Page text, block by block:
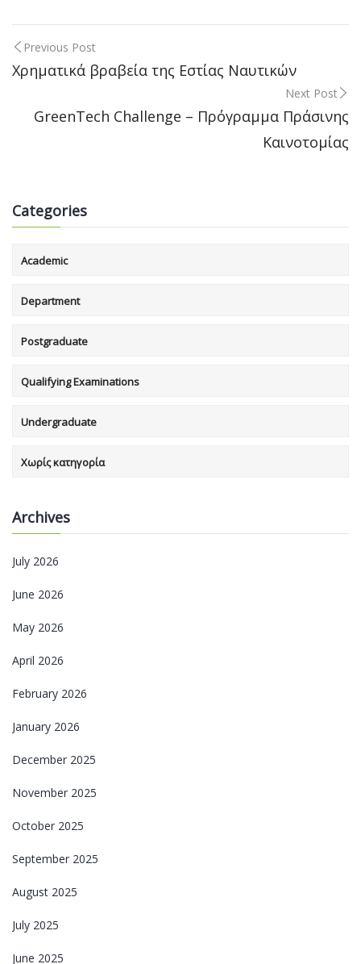
Post
navigation
Previous Post
Χρηματικά βραβεία της Εστίας Ναυτικών
Next Post
GreenTech Challenge – Πρόγραμμα Πράσινης
Καινοτομίας
Categories
Academic
Department
Postgraduate
Qualifying Examinations
Undergraduate
Χωρίς κατηγορία
Archives
July 2026
June 2026
May 2026
April 2026
February 2026
January 2026
December 2025
November 2025
October 2025
September 2025
August 2025
July 2025
June 2025